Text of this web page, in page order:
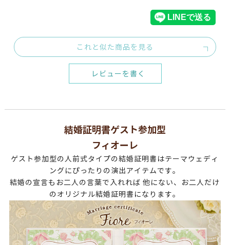
これと似た商品を見る
レビューを書く
結婚証明書ゲスト参加型
フィオーレ
ゲスト参加型の人前式タイプの結婚証明書はテーマウェディ
ングにぴったりの演出アイテムです。
結婚の宣言もお二人の言葉で入れれば 他にない、お二人だけ
のオリジナル結婚証明書になります。